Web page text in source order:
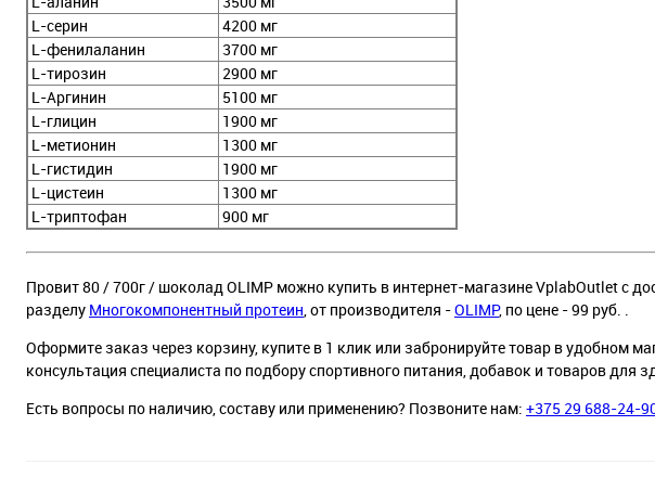
L-серин
4200 мг
L-фенилаланин
3700 мг
L-тирозин
2900 мг
L-Аргинин
5100 мг
L-глицин
1900 мг
L-метионин
1300 мг
L-гистидин
1900 мг
L-цистеин
1300 мг
L-триптофан
900 мг
Провит 80 / 700г / шоколад OLIMP можно купить в интернет-магазине VplabOutlet с
разделу Многокомпонентный протеин, от производителя -OLIMP, по цене - 99 руб. .
Оформите заказ через корзину, купите в 1 клик или забронируйте товар в удобном
консультация специалиста по подбору спортивного питания, добавок и товаров для
Есть вопросы по наличию, составу или применению? Позвоните нам: +375 29 688-24-